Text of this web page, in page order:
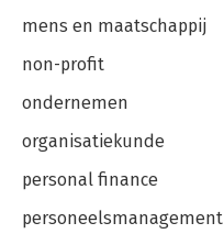
mens en maatschappij
non-profit
ondernemen
organisatiekunde
personal finance
personeelsmanagement